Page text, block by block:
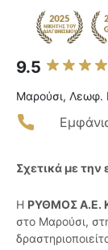
9.5
Μαρούσι, Λεωφ.
Σχετικά με την
Η ΡΥΘΜΟΣ Α.Ε.
στο Μαρούσι,